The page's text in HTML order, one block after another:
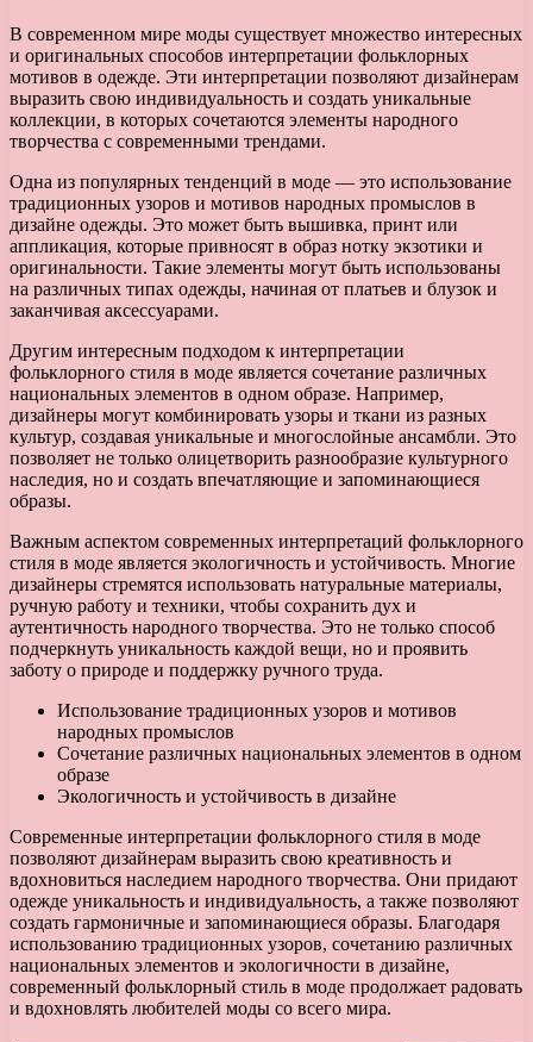
В современном мире моды существует множество интересных
и оригинальных способов интерпретации фольклорных
мотивов в одежде. Эти интерпретации позволяют дизайнерам
выразить свою индивидуальность и создать уникальные
коллекции, в которых сочетаются элементы народного
творчества с современными трендами.
Одна из популярных тенденций в моде — это использование
традиционных узоров и мотивов народных промыслов в
дизайне одежды. Это может быть вышивка, принт или
аппликация, которые привносят в образ нотку экзотики и
оригинальности. Такие элементы могут быть использованы
на различных типах одежды, начиная от платьев и блузок и
заканчивая аксессуарами.
Другим интересным подходом к интерпретации
фольклорного стиля в моде является сочетание различных
национальных элементов в одном образе. Например,
дизайнеры могут комбинировать узоры и ткани из разных
культур, создавая уникальные и многослойные ансамбли. Это
позволяет не только олицетворить разнообразие культурного
наследия, но и создать впечатляющие и запоминающиеся
образы.
Важным аспектом современных интерпретаций фольклорного
стиля в моде является экологичность и устойчивость. Многие
дизайнеры стремятся использовать натуральные материалы,
ручную работу и техники, чтобы сохранить дух и
аутентичность народного творчества. Это не только способ
подчеркнуть уникальность каждой вещи, но и проявить
заботу о природе и поддержку ручного труда.
Использование традиционных узоров и мотивов
народных промыслов
Сочетание различных национальных элементов в одном
образе
Экологичность и устойчивость в дизайне
Современные интерпретации фольклорного стиля в моде
позволяют дизайнерам выразить свою креативность и
вдохновиться наследием народного творчества. Они придают
одежде уникальность и индивидуальность, а также позволяют
создать гармоничные и запоминающиеся образы. Благодаря
использованию традиционных узоров, сочетанию различных
национальных элементов и экологичности в дизайне,
современный фольклорный стиль в моде продолжает радовать
и вдохновлять любителей моды со всего мира.